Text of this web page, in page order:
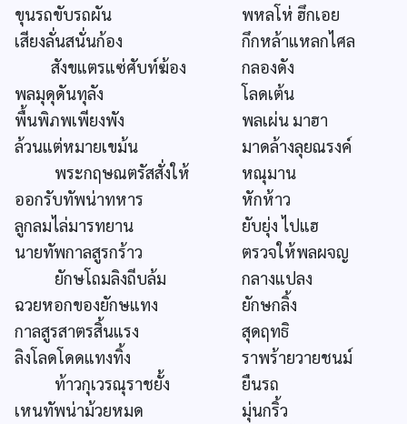
ขุนรถขับรถผัน
พหลโห่ ฮึกเอย
เสียงลั่นสนั่นก้อง
กึกหล้าแหลกไศล
สังขแตรแซ่ศับท์ฆ้อง
กลองดัง
พลมุดุดันทุลัง
โลดเต้น
พื้นพิภพเพียงพัง
พลเผ่น มาฮา
ล้วนแต่หมายเขม้น
มาดล้างลุยณรงค์
พระกฤษณตรัสสั่งให้
หณุมาน
ออกรับทัพน่าทหาร
หักห้าว
ลูกลมไล่มารทยาน
ยับยุ่ง ไปแฮ
นายทัพกาลสูรกร้าว
ตรวจให้พลผจญ
ยักษโถมลิงถีบล้ม
กลางแปลง
ฉวยหอกของยักษแทง
ยักษกลิ้ง
กาลสูรสาตรสิ้นแรง
สุดฤทธิ
ลิงโลดโดดแทงทิ้ง
ราพร้ายวายชนม์
ท้าวกุเวรณุราชยั้ง
ยืนรถ
เหนทัพน่าม้วยหมด
มุ่นกริ้ว